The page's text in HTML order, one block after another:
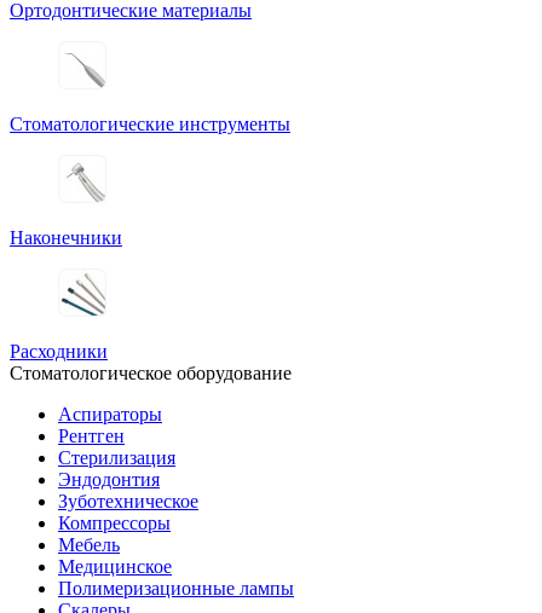
Ортодонтические материалы
Стоматологические инструменты
Наконечники
Расходники
Стоматологическое оборудование
Аспираторы
Рентген
Стерилизация
Эндодонтия
Зуботехническое
Компрессоры
Мебель
Медицинское
Полимеризационные лампы